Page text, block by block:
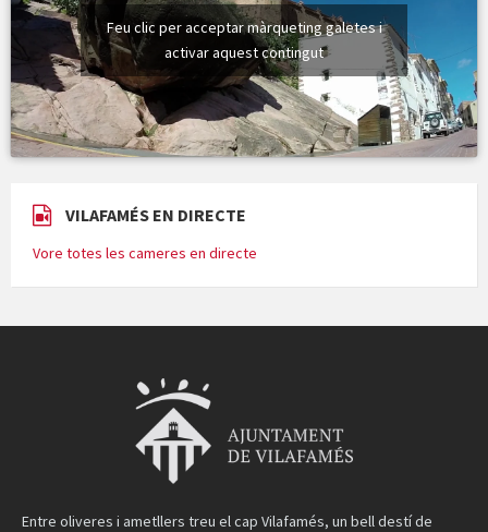
Feu clic per acceptar màrqueting galetes i
activar aquest contingut
VILAFAMÉS EN DIRECTE
Vore totes les cameres en directe
Entre oliveres i ametllers treu el cap Vilafamés, un bell destí de